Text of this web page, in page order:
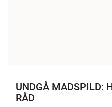
UNDGÅ MADSPILD:
RÅD